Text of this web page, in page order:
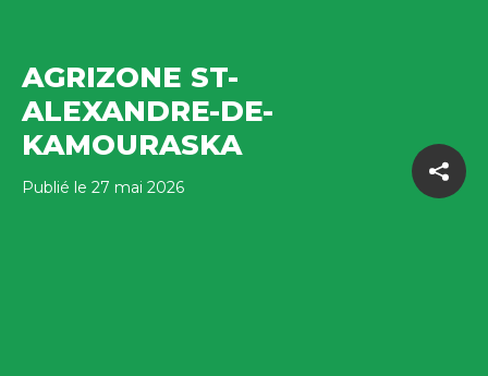
AGRIZONE ST-
ALEXANDRE-DE-
KAMOURASKA
Publié le 27 mai 2026